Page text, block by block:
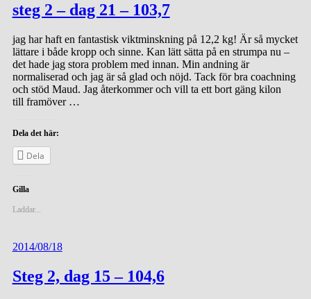
steg 2 – dag 21 – 103,7
jag har haft en fantastisk viktminskning på 12,2 kg! Är så mycket
lättare i både kropp och sinne. Kan lätt sätta på en strumpa nu –
det hade jag stora problem med innan. Min andning är
normaliserad och jag är så glad och nöjd. Tack för bra coachning
och stöd Maud. Jag återkommer och vill ta ett bort gäng kilon
till framöver …
Dela det här:
Dela
Gilla
Laddar...
2014/08/18
Steg 2, dag 15 – 104,6